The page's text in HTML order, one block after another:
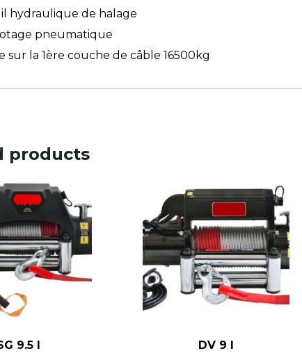
hydraulique de halage
pneumatique
sur la 1ère couche de câble 16500kg
products
9.5 I DV 9 I